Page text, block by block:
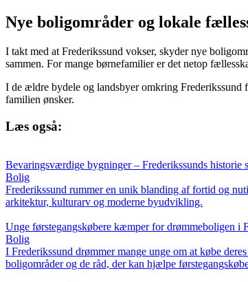
Nye boligområder og lokale
I takt med at Frederikssund vokser, skyder nye
sammen. For mange børnefamilier er det netop
I de ældre bydele og landsbyer omkring
familien ønsker.
Læs også:
Bevaringsværdige bygninger – Frederikssunds historie
Bolig
Frederikssund rummer en unik blanding af fortid og
arkitektur, kulturarv og moderne byudvikling.
Unge førstegangskøbere kæmper for drømmeboligen i
Bolig
I Frederikssund drømmer mange unge om at købe
boligområder og de råd, der kan hjælpe